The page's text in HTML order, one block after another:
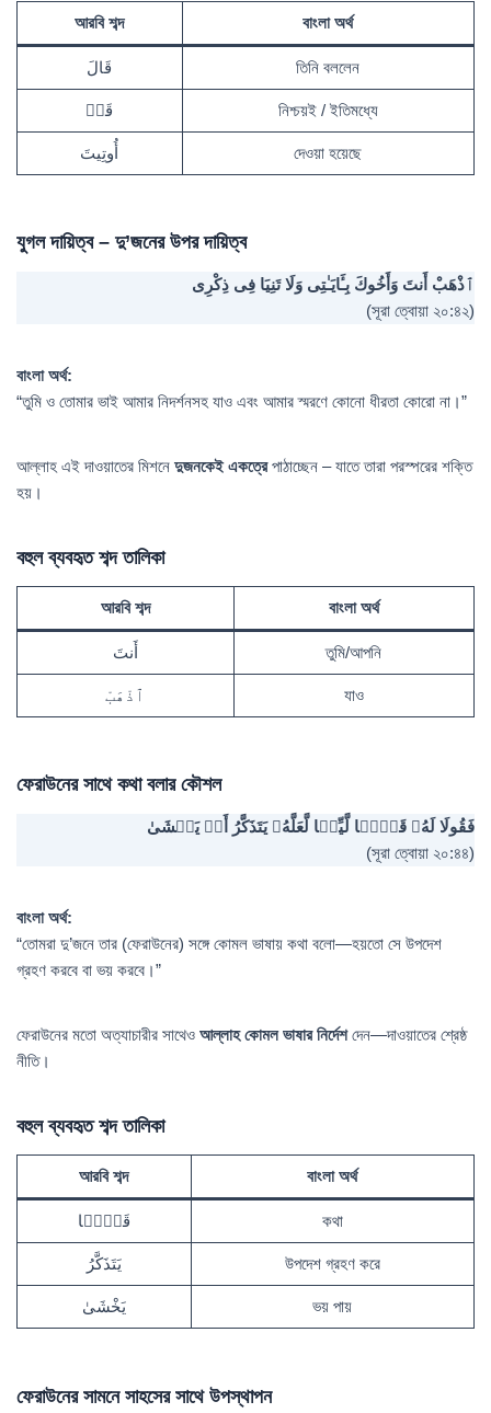
আরবি শব্দ বাংলা অর্থ
قَالَ তিনি বললেন
قَدۡ নিশ্চয়ই / ইতিমধ্যে
أُوتِيتَ দেওয়া হয়েছে
যুগল দায়িত্ব – দু’জনের উপর দায়িত্ব
ٱذْهَبْ أَنتَ وَأَخُوكَ بِـَٔايَـٰتِى وَلَا تَنِيَا فِى ذِكْرِى
(সূরা ত্বোয়া ২০:৪২)
বাংলা অর্থ:
“তুমি ও তোমার ভাই আমার নিদর্শনসহ যাও এবং আমার স্মরণে কোনো ধীরতা কোরো না।”
আল্লাহ এই দাওয়াতের মিশনে দুজনকেই একত্রেপাঠাচ্ছেন – যাতে তারা পরস্পরের শক্তি
হয়।
বহুল ব্যবহৃত শব্দ তালিকা
আরবি শব্দ বাংলা অর্থ
أَنتَ তুমি/আপনি
ٱذْهَبْ যাও
ফেরাউনের সাথে কথা বলার কৌশল
فَقُولَا لَهُۥ قَوۡلࣰا لَّیِّنࣰا لَّعَلَّهُۥ یَتَذَكَّرُ أَوۡ یَخۡشَىٰ
(সূরা ত্বোয়া ২০:৪৪)
বাংলা অর্থ:
“তোমরা দু’জনে তার (ফেরাউনের) সঙ্গে কোমল ভাষায় কথা বলো—হয়তো সে উপদেশ
গ্রহণ করবে বা ভয় করবে।”
ফেরাউনের মতো অত্যাচারীর সাথেও আল্লাহ কোমল ভাষার নির্দেশদেন—দাওয়াতের শ্রেষ্ঠ
নীতি।
বহুল ব্যবহৃত শব্দ তালিকা
আরবি শব্দ বাংলা অর্থ
قَوۡلࣰا কথা
يَتَذَكَّرُ উপদেশ গ্রহণ করে
يَخْشَىٰ ভয় পায়
ফেরাউনের সামনে সাহসের সাথে উপস্থাপন